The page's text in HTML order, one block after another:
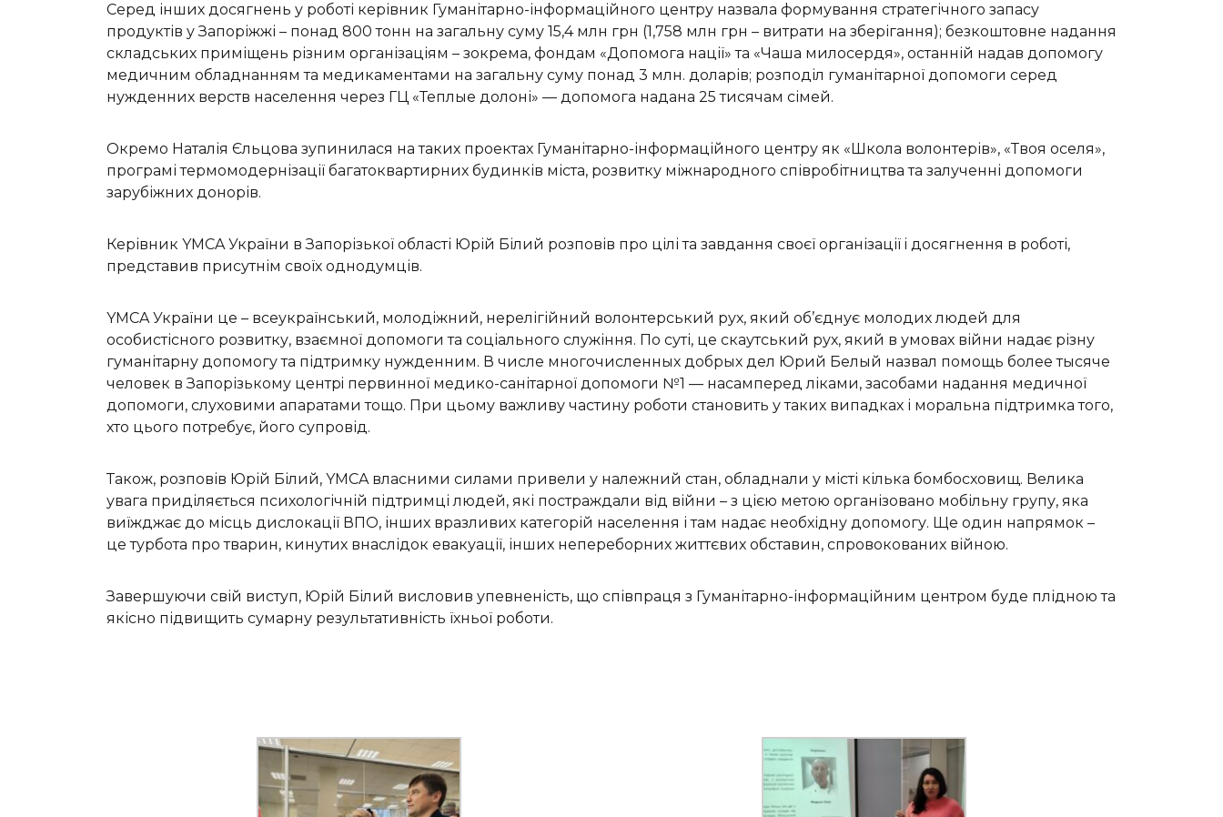
Серед інших досягнень у роботі керівник Гуманітарно-інформаційного центру назвала формування стратегічного запасу
продуктів у Запоріжжі – понад 800 тонн на загальну суму 15,4 млн грн (1,758 млн грн – витрати на зберігання); безкоштовне надання
складських приміщень різним організаціям – зокрема, фондам «Допомога нації» та «Чаша милосердя», останній надав допомогу
медичним обладнанням та медикаментами на загальну суму понад 3 млн. доларів; розподіл гуманітарної допомоги серед
нужденних верств населення через ГЦ «Теплые долоні» — допомога надана 25 тисячам сімей.
Окремо Наталія Єльцова зупинилася на таких проектах Гуманітарно-інформаційного центру як «Школа волонтерів», «Твоя оселя»,
програмі термомодернізації багатоквартирних будинків міста, розвитку міжнародного співробітництва та залученні допомоги
зарубіжних донорів.
Керівник YMCA України в Запорізької області Юрій Білий розповів про цілі та завдання своєї організації i досягнення в роботі,
представив присутнім своїх однодумців.
YMCA України це – всеукраїнський, молодіжний, нерелігійний волонтерський рух, який об’єднує молодих людей для
особистісного розвитку, взаємної допомоги та соціального служіння. По суті, це скаутський рух, який в умовах війни надає різну
гуманітарну допомогу та підтримку нужденним. В числе многочисленных добрых дел Юрий Белый назвал помощь более тысяче
человек в Запорізькому центрi первинної медико-санітарної допомоги №1 — насамперед ліками, засобами надання медичної
допомоги, слуховими апаратами тощо. При цьому важливу частину роботи становить у таких випадках і моральна підтримка того,
хто цього потребує, його супровід.
Також, розповів Юрій Білий, YMCA власними силами привели у належний стан, обладнали у місті кілька бомбосховищ. Велика
увага приділяється психологічній підтримці людей, які постраждали від війни – з цією метою організовано мобільну групу, яка
виїжджає до місць дислокації ВПО, інших вразливих категорій населення і там надає необхідну допомогу. Ще один напрямок –
це турбота про тварин, кинутих внаслідок евакуації, інших непереборних життєвих обставин, спровокованих війною.
Завершуючи свій виступ, Юрій Білий висловив упевненість, що співпраця з Гуманітарно-інформаційним центром буде плідною та
якісно підвищить сумарну результативність їхньої роботи.